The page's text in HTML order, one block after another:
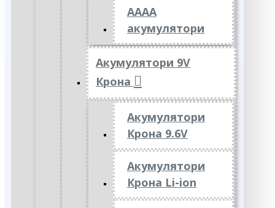
АААА
акумулятори
Акумулятори 9V
Крона
Акумулятори
Крона 9.6V
Акумулятори
Крона Li-ion